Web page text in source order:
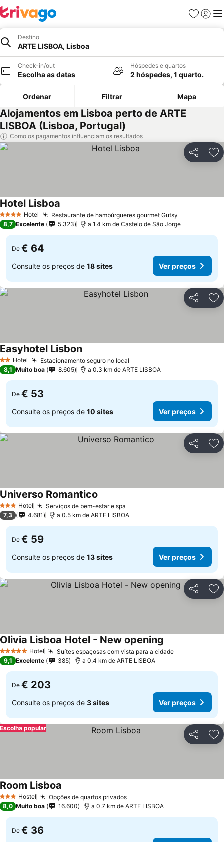
Favoritos
Iniciar
Destino
ARTE LISBOA, Lisboa
Check-in/out
Escolha as datas
Hóspedes e quartos
2 hóspedes, 1 quarto.
Ordenar Filtrar Mapa
Alojamentos em Lisboa perto de ARTE
LISBOA (Lisboa, Portugal)
Como os pagamentos influenciam os resultados
Partilhar
4 EstrelasHotel Restaurante de hambúrgueres gourmet Gutsy
Hotel Lisboa
8,7 Excelente 5.323 a 1.4 km de Castelo de São Jorge
De € 64
Consulte os preços de 18 sites Ver preços
Partilhar
2 Estrelas
Hotel Estacionamento seguro no local
Easyhotel LisbonVer preços
8,1 Muito boa 8.605 a 0.3 km de ARTE LISBOA
De € 53
Consulte os preços de 10 sites Ver preços
Partilhar
3 EstrelasHotel Serviços de bem-estar e spa
Universo Romantico
7,3 4.681 a 0.5 km de ARTE LISBOA
De € 59
Consulte os preços de 13 sites Ver preços
Partilhar
5 Estrelas Hotel Suítes espaçosas com vista para a cidadeVer preços
Olivia Lisboa Hotel - New opening
9,1 Excelente 385 a 0.4 km de ARTE LISBOA
De € 203
Consulte os preços de 3 sites Ver preços
Partilhar
Escolha popular
3 EstrelasHostel Opções de quartos privadosVer preços
Room Lisboa
8,0 Muito boa 16.600 a 0.7 km de ARTE LISBOA
De € 36